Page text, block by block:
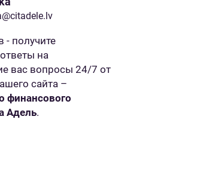
- получите
на
вас вопросы 24/7 от
сайта –
финансового
Адель.